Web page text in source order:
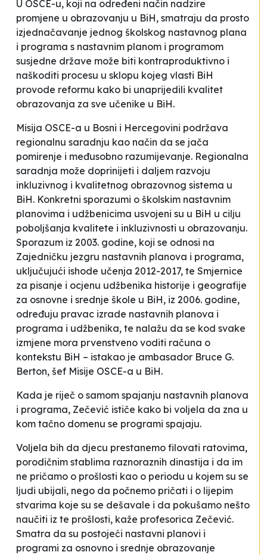
U OSCE-u, koji na određeni način nadzire
promjene u obrazovanju u BiH, smatraju da prosto
izjednačavanje jednog školskog nastavnog plana
i programa s nastavnim planom i programom
susjedne države može biti kontraproduktivno i
naškoditi procesu u sklopu kojeg vlasti BiH
provode reformu kako bi unaprijedili kvalitet
obrazovanja za sve učenike u BiH.
Misija OSCE-a u Bosni i Hercegovini podržava
regionalnu saradnju kao način da se jača
pomirenje i međusobno razumijevanje. Regionalna
saradnja može doprinijeti i daljem razvoju
inkluzivnog i kvalitetnog obrazovnog sistema u
BiH. Konkretni sporazumi o školskim nastavnim
planovima i udžbenicima usvojeni su u BiH u cilju
poboljšanja kvalitete i inkluzivnosti u obrazovanju.
Sporazum iz 2003. godine, koji se odnosi na
Zajedničku jezgru nastavnih planova i programa,
uključujući ishode učenja 2012-2017, te Smjernice
za pisanje i ocjenu udžbenika historije i geografije
za osnovne i srednje škole u BiH, iz 2006. godine,
određuju pravac izrade nastavnih planova i
programa i udžbenika, te nalažu da se kod svake
izmjene mora prvenstveno voditi računa o
kontekstu BiH – istakao je ambasador Bruce G.
Berton, šef Misije OSCE-a u BiH.
Kada je riječ o samom spajanju nastavnih planova
i programa, Zečević ističe kako bi voljela da zna u
kom tačno domenu se programi spajaju.
Voljela bih da djecu prestanemo filovati ratovima,
porodičnim stablima raznoraznih dinastija i da im
ne pričamo o prošlosti kao o periodu u kojem su se
ljudi ubijali, nego da počnemo pričati i o lijepim
stvarima koje su se dešavale i da pokušamo nešto
naučiti iz te prošlosti, kaže profesorica Zečević.
Smatra da su postojeći nastavni planovi i
programi za osnovno i srednje obrazovanje